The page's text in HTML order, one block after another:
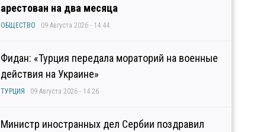
арестован на два месяца
ОБЩЕСТВО 09 Августа 2026 - 14:44
Фидан: «Турция передала мораторий на военные
действия на Украине»
ТУРЦИЯ 09 Августа 2026 - 14:26
Министр иностранных дел Сербии поздравил